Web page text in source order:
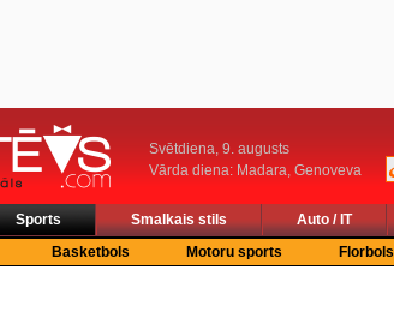
Svētdiena, 9. augusts
Vārda diena: Madara, Genoveva
Sports Smalkais stils Auto / IT
Basketbols Motoru sports Florbols